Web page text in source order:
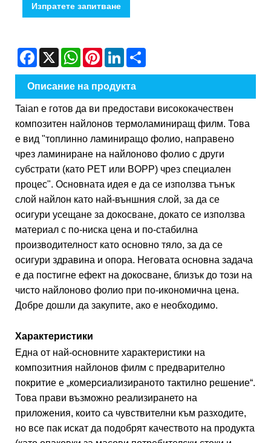
Изпратете запитване
Facebook
X WhatsAppPinterestLinkedIn
Описание на продукта
Taian е готов да ви предостави висококачествен
композитен найлонов термоламиниращ филм. Това
е вид "топлинно ламиниращо фолио, направено
чрез ламиниране на найлоново фолио с други
субстрати (като PET или BOPP) чрез специален
процес". Основната идея е да се използва тънък
слой найлон като най-външния слой, за да се
осигури усещане за докосване, докато се използва
материал с по-ниска цена и по-стабилна
производителност като основно тяло, за да се
осигури здравина и опора. Неговата основна задача
е да постигне ефект на докосване, близък до този на
чисто найлоново фолио при по-икономична цена.
Добре дошли да закупите, ако е необходимо.
Характеристики
Една от най-основните характеристики на
композитния найлонов филм с предварително
покритие е „комерсиализираното тактилно решение“.
Това прави възможно реализирането на
приложения, които са чувствителни към разходите,
но все пак искат да подобрят качеството на продукта